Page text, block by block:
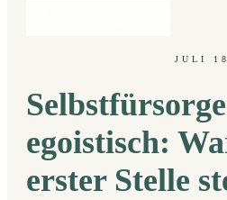
JULI 18
egoistisch:
erster Stelle